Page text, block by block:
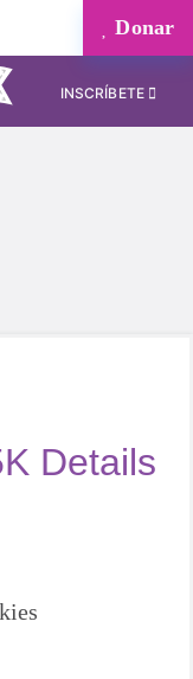
Donar
INSCRÍBETE
Details